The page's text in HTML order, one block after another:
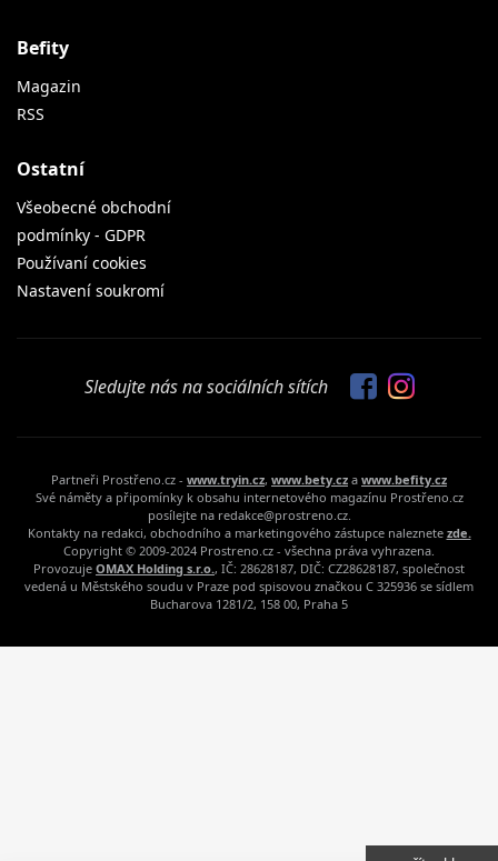
Befity
Magazin
RSS
Ostatní
Všeobecné obchodní
podmínky - GDPR
Používaní cookies
Nastavení soukromí
Sledujte nás na sociálních sítích
Partneři Prostřeno.cz - www.tryin.cz, www.bety.cz a www.befity.cz
Své náměty a připomínky k obsahu internetového magazínu Prostřeno.cz
posílejte na redakce@prostreno.cz.
Kontakty na redakci, obchodního a marketingového zástupce naleznete zde.
Copyright © 2009-2024 Prostreno.cz - všechna práva vyhrazena.
Provozuje OMAX Holding s.r.o., IČ: 28628187, DIČ: CZ28628187, společnost
vedená u Městského soudu v Praze pod spisovou značkou C 325936 se sídlem
Bucharova 1281/2, 158 00, Praha 5